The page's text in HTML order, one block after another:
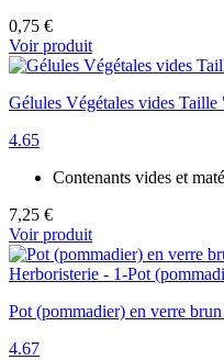
0,75 €
Voir produit
Gélules Végétales vides
4.65
Contenants vides et
7,25 €
Voir produit
Pot (pommadier) en verre
4.67